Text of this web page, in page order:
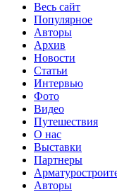
Весь сайт
Популярное
Авторы
Архив
Новости
Статьи
Интервью
Фото
Видео
Путешествия
О нас
Выставки
Партнеры
Авторы